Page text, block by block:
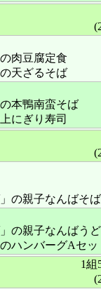
肉豆腐定食
天ざるそば
本鴨南蛮そば
にぎり寿司
の親子なんばそば
の親子なんばう
ハンバーグAセ
1組